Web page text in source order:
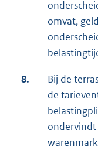
omvat,
8.
Bij de
de
ondervindt